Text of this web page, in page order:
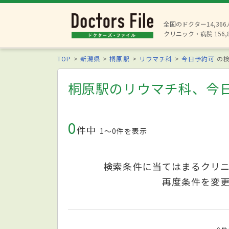
全国のドクター14,366
クリニック・病院
TOP 新潟県 桐原駅 リウマチ科 今日予約可 の
桐原駅のリウマチ科、今
0件中 1〜0件を表示
検索条件に当てはまるクリ
再度条件を変